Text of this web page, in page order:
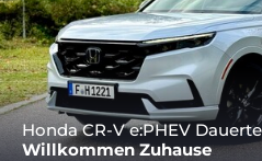
Honda CR-V e:PHEV
Willkommen Zuhause